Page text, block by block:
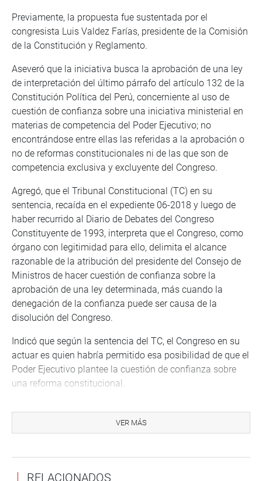
Previamente, la propuesta fue sustentada por el
congresista Luis Valdez Farías, presidente de la Comisión
de la Constitución y Reglamento.
Aseveró que la iniciativa busca la aprobación de una ley
de interpretación del último párrafo del artículo 132 de la
Constitución Política del Perú, concerniente al uso de
cuestión de confianza sobre una iniciativa ministerial en
materias de competencia del Poder Ejecutivo; no
encontrándose entre ellas las referidas a la aprobación o
no de reformas constitucionales ni de las que son de
competencia exclusiva y excluyente del Congreso.
Agregó, que el Tribunal Constitucional (TC) en su
sentencia, recaída en el expediente 06-2018 y luego de
haber recurrido al Diario de Debates del Congreso
Constituyente de 1993, interpreta que el Congreso, como
órgano con legitimidad para ello, delimita el alcance
razonable de la atribución del presidente del Consejo de
Ministros de hacer cuestión de confianza sobre la
aprobación de una ley determinada, más cuando la
denegación de la confianza puede ser causa de la
disolución del Congreso.
Indicó que según la sentencia del TC, el Congreso en su
actuar es quien habría permitido esa posibilidad de que el
Poder Ejecutivo plantee la cuestión de confianza sobre
una reforma constitucional.
posibilidad, debe ser corregida por ser una práctica
tomada por un Congreso que, bajo amenaza de ser
democráticos que establece nuestra Constitución
VER MÁS
RELACIONADOS